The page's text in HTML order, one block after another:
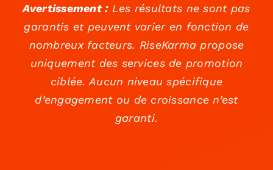
Avertissement :Les résultats ne sont pas
garantis et peuvent varier en fonction de
nombreux facteurs. RiseKarma propose
uniquement des services de promotion
ciblée. Aucun niveau spécifique
d’engagement ou de croissance n’est
garanti.